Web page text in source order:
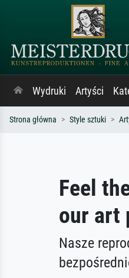
Wydruki Artyści
Strona główna Style sztuki
Feel
our art
Nasze